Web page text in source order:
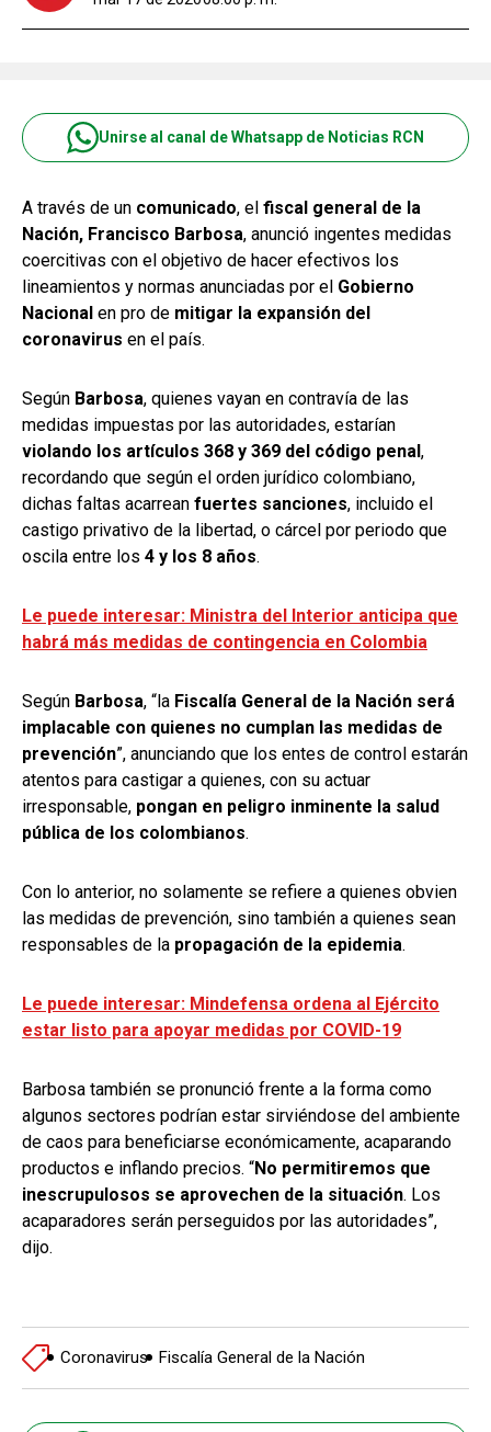
Unirse al canal de Whatsapp de Noticias RCN
A través de un comunicado, el fiscal general de la
Nación, Francisco Barbosa, anunció ingentes medidas
coercitivas con el objetivo de hacer efectivos los
lineamientos y normas anunciadas por el Gobierno
Nacional en pro de mitigar la expansión del
coronavirus en el país.
Según Barbosa, quienes vayan en contravía de las
medidas impuestas por las autoridades, estarían
violando los artículos 368 y 369 del código penal,
recordando que según el orden jurídico colombiano,
dichas faltas acarrean fuertes sanciones, incluido el
castigo privativo de la libertad, o cárcel por periodo que
oscila entre los 4 y los 8 años.
Le puede interesar: Ministra del Interior anticipa que
habrá más medidas de contingencia en Colombia
Según Barbosa, “la Fiscalía General de la Nación será
implacable con quienes no cumplan las medidas de
prevención”, anunciando que los entes de control estarán
atentos para castigar a quienes, con su actuar
irresponsable, pongan en peligro inminente la salud
pública de los colombianos.
Con lo anterior, no solamente se refiere a quienes obvien
las medidas de prevención, sino también a quienes sean
responsables de la propagación de la epidemia.
Le puede interesar: Mindefensa ordena al Ejército
estar listo para apoyar medidas por COVID-19
Barbosa también se pronunció frente a la forma como
algunos sectores podrían estar sirviéndose del ambiente
de caos para beneficiarse económicamente, acaparando
productos e inflando precios. “No permitiremos que
inescrupulosos se aprovechen de la situación. Los
acaparadores serán perseguidos por las autoridades”,
dijo.
Coronavirus Fiscalía General de la Nación